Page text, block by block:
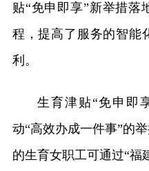
贴“免申即享”新举措落
程，提高了服务的智能
利。
生育津贴“免申即
动“高效办成一件事”的
的生育女职工可通过“福